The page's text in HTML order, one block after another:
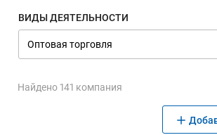
ВИДЫ ДЕЯТЕЛЬНОСТИ
Найдено 141 компания